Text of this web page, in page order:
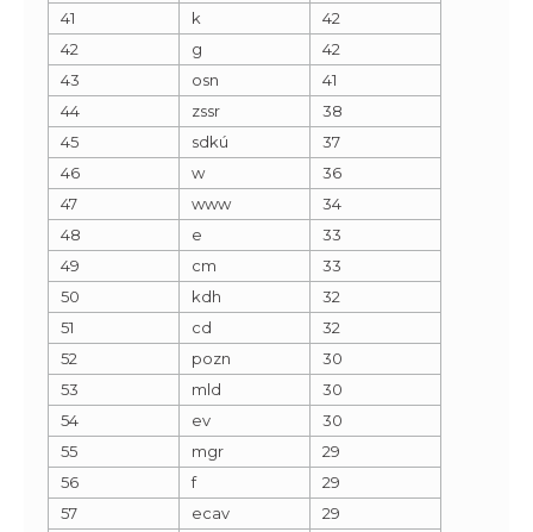
41
k
42
42
g
42
43
osn
41
44
zssr
38
45
sdkú
37
46
w
36
47
www
34
48
e
33
49
cm
33
50
kdh
32
51
cd
32
52
pozn
30
53
mld
30
54
ev
30
55
mgr
29
56
f
29
57
ecav
29